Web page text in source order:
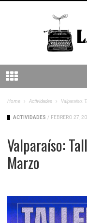
Home Actividades Valparaíso:
ACTIVIDADES / FEBRERO 27,
Valparaíso:
Marzo